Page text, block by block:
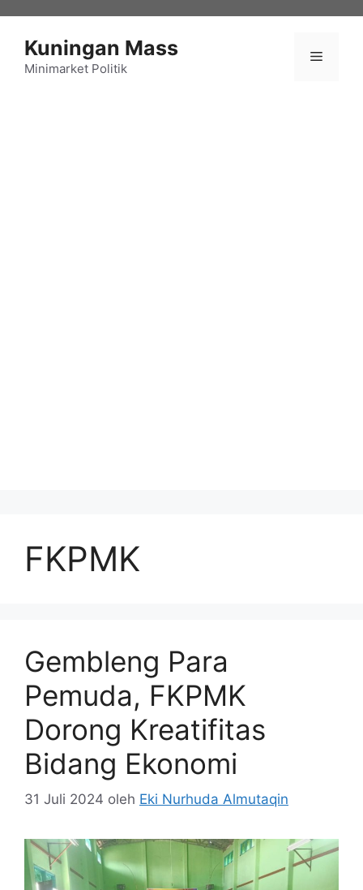
Kuningan Mass
Minimarket Politik
Menu
FKPMK
Gembleng Para
Pemuda, FKPMK
Dorong Kreatifitas
Bidang Ekonomi
31 Juli 2024 oleh Eki Nurhuda Almutaqin